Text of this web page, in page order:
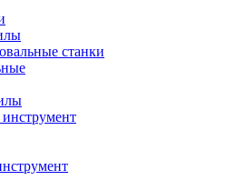
станки